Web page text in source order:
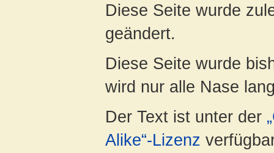
Diese Seite wurde
geändert.
Diese Seite wurde
wird nur alle Nase
Der Text ist unter der
Alike“-Lizenz